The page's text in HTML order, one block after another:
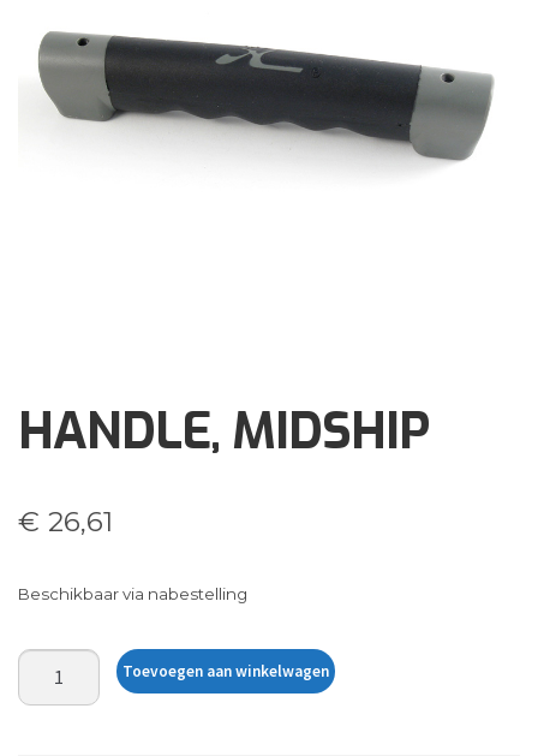
Brochures
Events
HANDLE, MIDSHIP
€ 26,61
Beschikbaar via nabestelling
HANDLE,
MIDSHIP
Toevoegen aan winkelwagen